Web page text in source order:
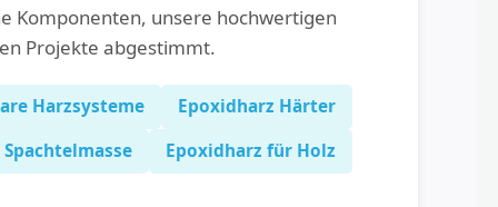
Komponenten, unsere hochwertigen
Projekte abgestimmt.
Harzsysteme
Epoxidharz Härter
Spachtelmasse
Epoxidharz für Holz